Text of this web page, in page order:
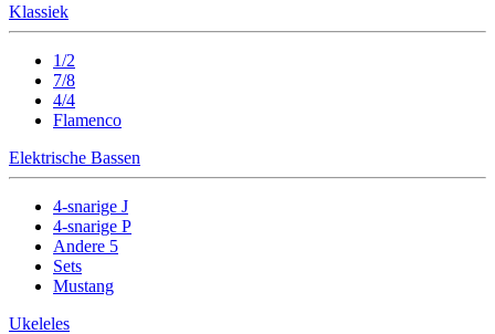
Klassiek
1/2
7/8
4/4
Flamenco
Elektrische Bassen
4-snarige J
4-snarige P
Andere 5
Sets
Mustang
Ukeleles